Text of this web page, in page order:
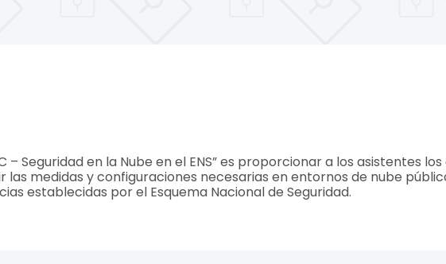
– Seguridad en la Nube en el ENS” es proporcionar a los asistentes
las medidas y configuraciones necesarias en entornos de nube
establecidas por el Esquema Nacional de Seguridad.